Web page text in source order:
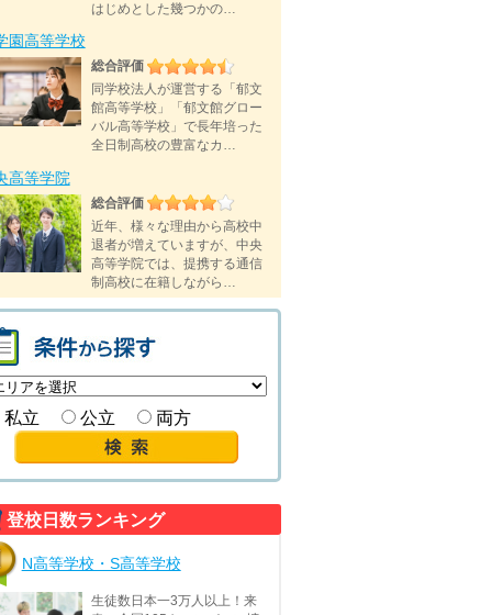
はじめとした幾つかの…
園高等学校
総合評価
同学校法人が運営する「郁文
館高等学校」「郁文館グロー
バル高等学校」で長年培った
全日制高校の豊富なカ…
高等学院
総合評価
近年、様々な理由から高校中
退者が増えていますが、中央
高等学院では、提携する通信
制高校に在籍しながら…
私立 公立 両方
登校日数ランキング
N高等学校・S高等学校
生徒数日本一3万人以上！来